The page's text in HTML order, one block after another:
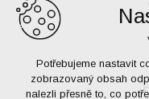
Potřebujeme nastavit
zobrazovaný obsah
nalezli přesně to, co